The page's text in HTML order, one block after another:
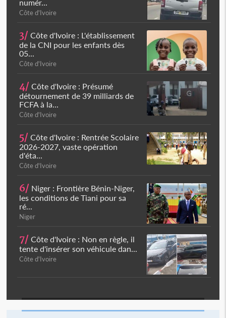
numér...
Côte d'Ivoire
3/ Côte d'Ivoire : L'établissement
de la CNI pour les enfants dès
05...
Côte d'Ivoire
4/ Côte d'Ivoire : Présumé
détournement de 39 milliards de
FCFA à la...
Côte d'Ivoire
5/ Côte d'Ivoire : Rentrée Scolaire
2026-2027, vaste opération
d'éta...
Côte d'Ivoire
6/ Niger : Frontière Bénin-Niger,
les conditions de Tiani pour sa
ré...
Niger
7/ Côte d'Ivoire : Non en règle, il
tente d'insérer son véhicule dan...
Côte d'Ivoire